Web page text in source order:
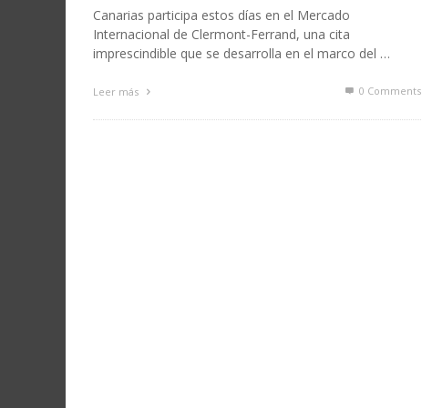
Canarias participa estos días en el Mercado
Internacional de Clermont-Ferrand, una cita
imprescindible que se desarrolla en el marco del …
Leer más 0 Comments